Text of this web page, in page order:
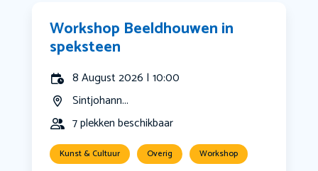
Workshop Beeldhouwen in
speksteen
8 August 2026 | 10:00
Sintjohann...
7 plekken beschikbaar
Kunst & Cultuur Overig Workshop